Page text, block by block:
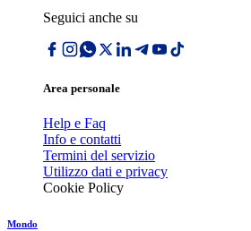
Seguici anche su
Area personale
Help e Faq
Info e contatti
Termini del servizio
Utilizzo dati e privacy
Cookie Policy
Mondo